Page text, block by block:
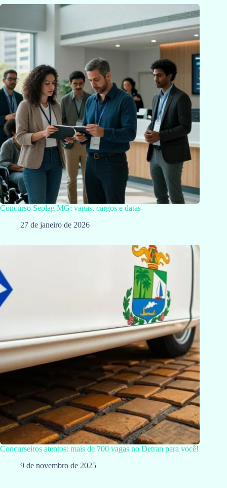
Concurso Seplag MG: vagas, cargos e datas
27 de janeiro de 2026
Concurseiros atentos: mais de 700 vagas no Detran para você!
9 de novembro de 2025